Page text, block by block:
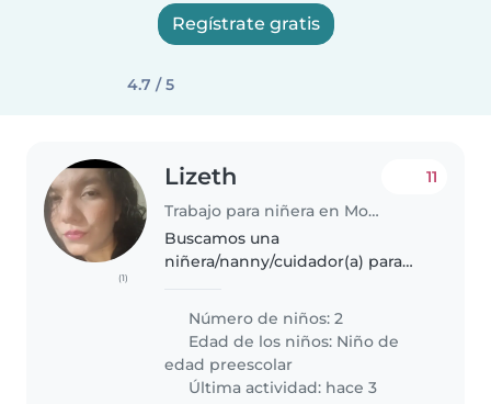
Regístrate gratis
4.7 / 5
(1)
Lizeth
Trabajo para niñera en Monterrey
11
Buscamos una
niñera/nanny/cuidador(a) para
preescolar. Son niños muy
energéticos, habladores y
curiosos. Nos encantaría alguien
que pueda ayudar con la tarea..
Número de niños: 2
Edad de los niños: Niño de
edad preescolar
Última actividad: hace 3